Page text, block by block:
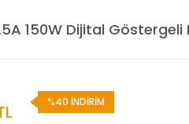
150W Dijital Göstergeli
%40 İNDİRİM